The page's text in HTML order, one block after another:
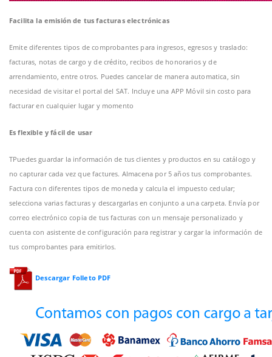
Facilita la emisión de tus facturas electrónicas
Emite diferentes tipos de comprobantes para ingresos, egresos y traslado:
facturas, notas de cargo y de crédito, recibos de honorarios y de
arrendamiento, entre otros. Puedes cancelar de manera automatica, sin
necesidad de visitar el portal del SAT. Incluye una APP Móvil sin costo para
facturar en cualquier lugar y momento
Es flexible y fácil de usar
TPuedes guardar la información de tus clientes y productos en su catálogo y
no capturar cada vez que factures. Almacena por 5 años tus comprobantes.
Factura con diferentes tipos de moneda y calcula el impuesto cedular;
selecciona varias facturas y descargarlas en conjunto a una carpeta. Envía por
correo electrónico copia de tus facturas con un mensaje personalizado y
cuenta con asistente de configuración para registrar y cargar la información de
tus comprobantes para emitirlos.
Descargar Folleto PDF